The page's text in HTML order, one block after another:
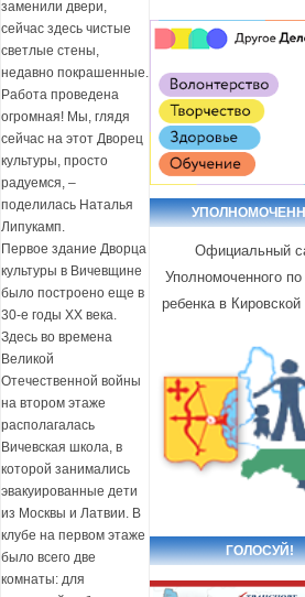
заменили двери,
сейчас здесь чистые
светлые стены,
недавно покрашенные.
Работа проведена
огромная! Мы, глядя
сейчас на этот Дворец
культуры, просто
радуемся, –
поделилась Наталья
Липукамп.
Первое здание Дворца
культуры в Вичевщине
было построено еще в
30-е годы XX века.
Здесь во времена
Великой
Отечественной войны
на втором этаже
располагалась
Вичевская школа, в
которой занимались
эвакуированные дети
из Москвы и Латвии. В
клубе на первом этаже
было всего две
комнаты: для
Официальный
Уполномоченного
ребенка в Кировской
ГОЛОСУЙ!